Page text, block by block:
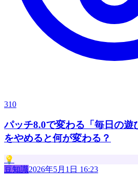
310
パッチ8.0で変わる「毎日の
をやめると何が変わる？
💡
豆知識2026年5月1日 16:23